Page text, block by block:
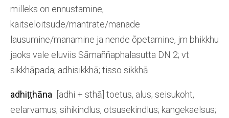
milleks on ennustamine,
kaitseloitsude/mantrate/manade
lausumine/manamine ja nende õpetamine, jm bhikkhu
jaoks vale eluviis Sāmaññaphala­sutta DN 2; vt
sikkhāpada; adhisikkhā; tisso sikkhā.
adhiṭṭhāna [adhi + sthā] toetus, alus; seisukoht,
eelarvamus; sihikindlus, otsusekindlus; kangekaelsus;